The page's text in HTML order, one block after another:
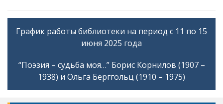
o
kl
s
ni
ki
Навигация
записям
График работы библиотеки на период с 11 по 15
июня 2025 года
“Поэзия – судьба моя…” Борис Корнилов (1907 –
1938) и Ольга Берггольц (1910 – 1975)